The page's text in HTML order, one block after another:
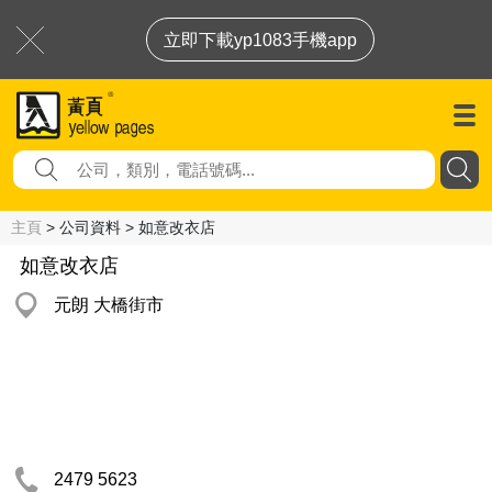
立即下載yp1083手機app
主頁 > 公司資料 > 如意改衣店
如意改衣店
元朗 大橋街市
2479 5623